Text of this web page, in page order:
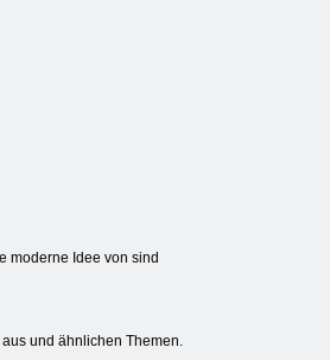
moderne Idee von sind
und ähnlichen Themen.